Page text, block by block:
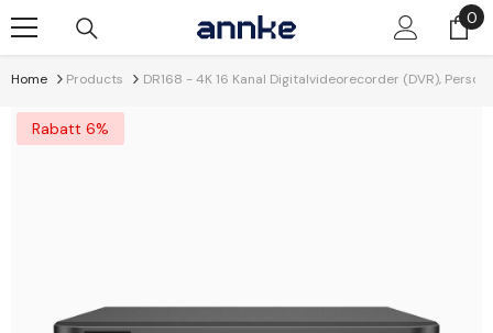
00
Home Products DR168 - 4K 16 Kanal Digitalvideorecorder (DVR),
Rabatt 6%